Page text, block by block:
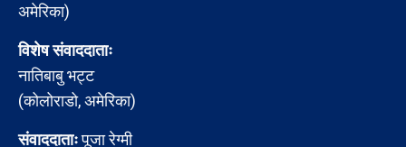
अमेरिका)
विशेष संवाददाताः
नातिबाबु भट्ट
(कोलोराडो, अमेरिका)
संवाददाताःपूजा रेग्मी